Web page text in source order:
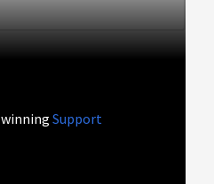
winningSupport